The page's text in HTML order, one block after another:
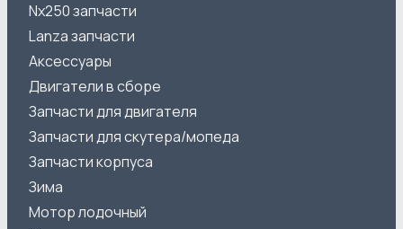
Nx250 запчасти
Lanza запчасти
Аксессуары
Двигатели в сборе
Запчасти для двигателя
Запчасти для скутера/мопеда
Запчасти корпуса
Зима
Мотор лодочный